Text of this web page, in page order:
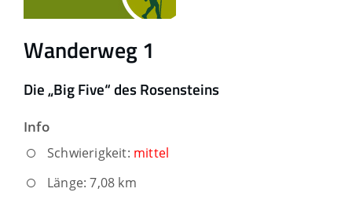
Wanderweg 1
Die „Big Five“ des Rosensteins
Info
Schwierigkeit: mittel
Länge: 7,08 km